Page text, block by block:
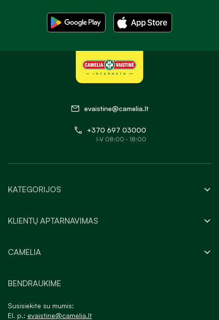
evaistine@camelia.lt
+370 697 03000
I-V 08:00 - 18:00
KATEGORIJOS
KLIENTŲ APTARNAVIMAS
CAMELIA
BENDRAUKIME
Susisiekite su mumis:
El. p.: evaistine@camelia.lt